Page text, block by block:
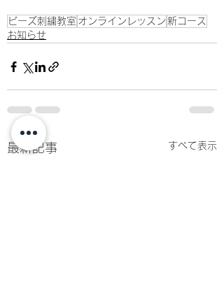
ビーズ刺繍教室 オンラインレッスン 新コース
お知らせ
最新記事 すべて表示